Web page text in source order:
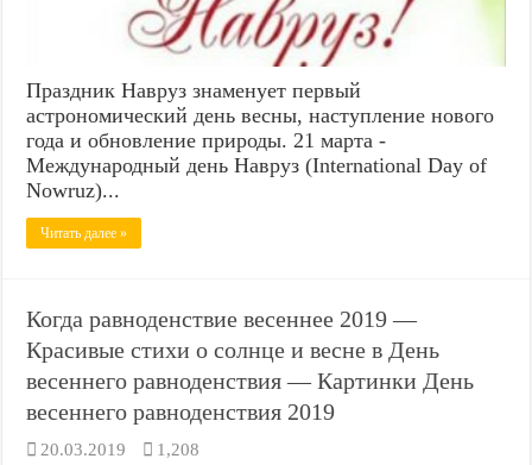
Праздник Навруз знаменует первый
астрономический день весны, наступление нового
года и обновление природы. 21 марта -
Международный день Навруз (International Day of
Nowruz)...
Читать далее »
Когда равноденствие весеннее 2019 —
Красивые стихи о солнце и весне в День
весеннего равноденствия — Картинки День
весеннего равноденствия 2019
20.03.2019 1,208